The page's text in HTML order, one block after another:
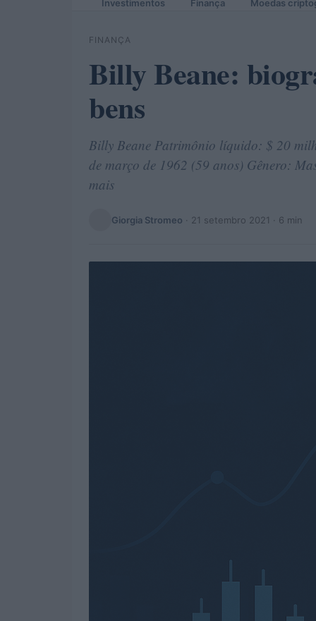
Investimentos Finança Moedas
FINANÇA
Billy Beane:
bens
Billy Beane Patrimônio líquido: $ 20
de março de 1962 (59 anos) Gênero:
mais
Giorgia Stromeo · 21 setembro 2021 · 6 min